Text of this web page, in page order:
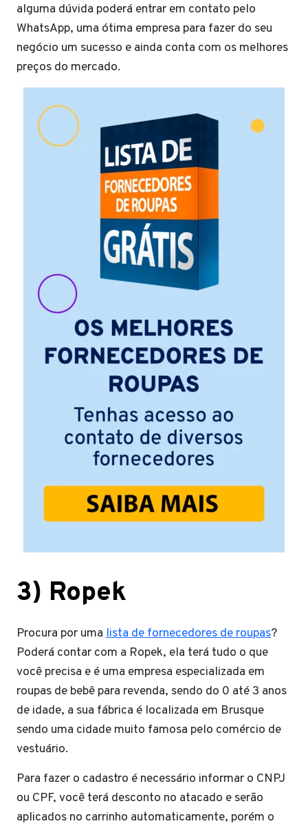
alguma dúvida poderá entrar em contato pelo
WhatsApp, uma ótima empresa para fazer do seu
negócio um sucesso e ainda conta com os melhores
preços do mercado.
3) Ropek
Procura por uma lista de fornecedores de roupas?
Poderá contar com a Ropek, ela terá tudo o que
você precisa e é uma empresa especializada em
roupas de bebê para revenda, sendo do 0 até 3 anos
de idade, a sua fábrica é localizada em Brusque
sendo uma cidade muito famosa pelo comércio de
vestuário.
Para fazer o cadastro é necessário informar o CNPJ
ou CPF, você terá desconto no atacado e serão
aplicados no carrinho automaticamente, porém o